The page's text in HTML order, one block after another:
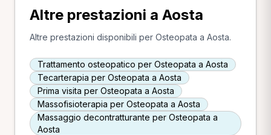
Altre prestazioni a Aosta
Altre prestazioni disponibili per Osteopata a Aosta.
Trattamento osteopatico per Osteopata a Aosta
Tecarterapia per Osteopata a Aosta
Prima visita per Osteopata a Aosta
Massofisioterapia per Osteopata a Aosta
Massaggio decontratturante per Osteopata a
Aosta